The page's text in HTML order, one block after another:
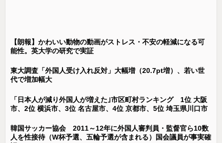
【朗報】かわいい動物の動画がストレス・不安の軽減になる可
能性。英大学の研究で実証
東大調査「外国人受け入れ反対」大幅増（20.7pt増）、若い世
代で増加幅大
「日本人が減り外国人が増えた｣市区町村ランキング 1位 大阪
市、2位 横浜市、3位 名古屋市、4位 京都市、5位 埼玉県川口市
韓国サッカー協会 2011～12年に外国人審判員・監督官ら10数
人を性接待（W杯予選、五輪予選が含まれる）国会議員が事実確